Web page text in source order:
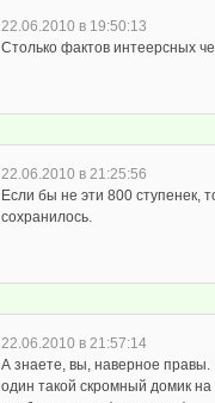
22.06.2010 в 19:50:13
Столько фактов интеерсных
22.06.2010 в 21:25:56
Если бы не эти 800 ступенек,
сохранилось.
22.06.2010 в 21:57:14
А знаете, вы, наверное правы.
один такой скромный домик на